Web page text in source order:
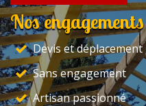
Nos engagements
Devis et
Sans engagement
Artisan passionné